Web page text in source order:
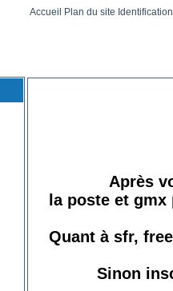
Accueil Plan du site
Après
la poste et
Quant à sfr,
Sinon